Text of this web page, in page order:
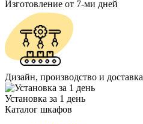
Изготовление от 7-ми дней
Дизайн, производство и доставка
Установка за 1 день
Каталог шкафов